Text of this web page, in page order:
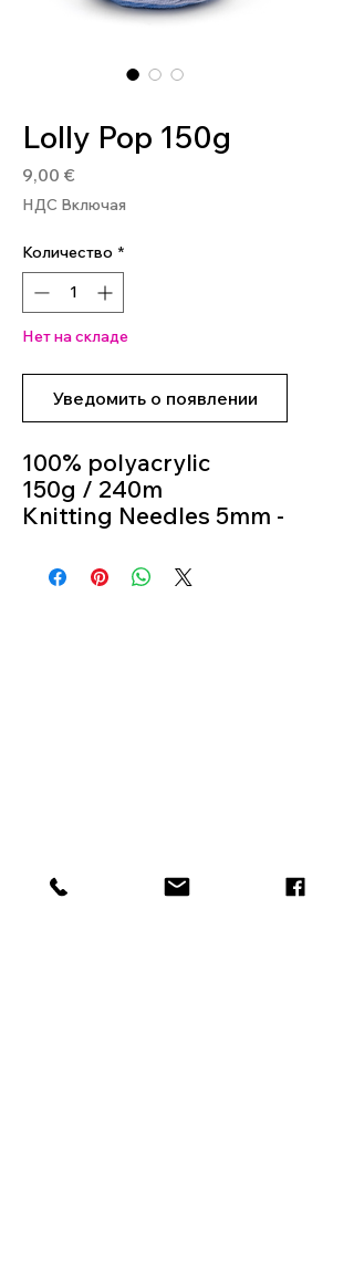
Lolly Pop 150g
9,00 €
НДС Включая
Количество *
Нет на складе
Уведомить о появлении
100% polyacrylic
150g / 240m
Knitting Needles 5mm -
Colour 20